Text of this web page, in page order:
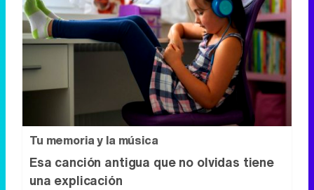
Tu memoria y la música
Esa canción antigua que no olvidas tiene
una explicación